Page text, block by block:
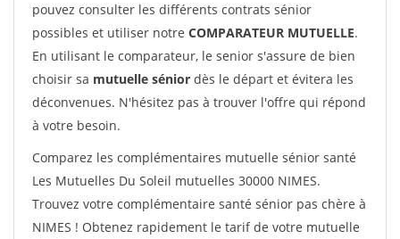
pouvez consulter les différents contrats sénior
possibles et utiliser notre COMPARATEUR MUTUELLE.
En utilisant le comparateur, le senior s'assure de bien
choisir sa mutuelle sénior dès le départ et évitera les
déconvenues. N'hésitez pas à trouver l'offre qui répond
à votre besoin.
Comparez les complémentaires mutuelle sénior santé
Les Mutuelles Du Soleil mutuelles 30000 NIMES.
Trouvez votre complémentaire santé sénior pas chère à
NIMES ! Obtenez rapidement le tarif de votre mutuelle